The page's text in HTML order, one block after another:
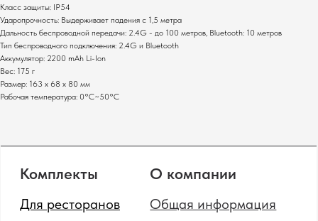
Класс защиты: IP54
Ударопрочность: Выдерживает падения с 1,5 метра
Дальность беспроводной передачи: 2.4G - до 100 метров, Bluetooth: 10 метров
Тип беспроводного подключения: 2.4G и Bluetooth
Аккумулятор: 2200 mAh Li-Ion
Вес: 175 г
Размер: 163 х 68 х 80 мм
Рабочая температура: 0°C~50°C
SOTA
Сканеры штрихкодов
Принтеры этикеток
Мониторы
Денежные ящики
Политика конфиденциальности
Прайс-чекеры
Промышленные
сканеры штрихкодов